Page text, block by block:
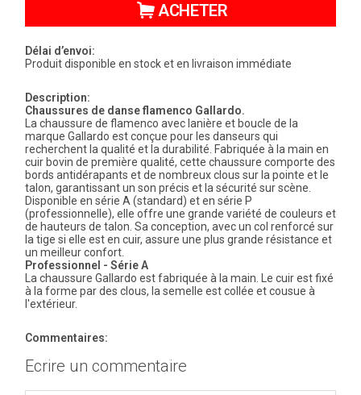
ACHETER
Délai d’envoi:
Produit disponible en stock et en livraison immédiate
Description:
Chaussures de danse flamenco Gallardo.
La chaussure de flamenco avec lanière et boucle de la
marque Gallardo est conçue pour les danseurs qui
recherchent la qualité et la durabilité. Fabriquée à la main en
cuir bovin de première qualité, cette chaussure comporte des
bords antidérapants et de nombreux clous sur la pointe et le
talon, garantissant un son précis et la sécurité sur scène.
Disponible en série A (standard) et en série P
(professionnelle), elle offre une grande variété de couleurs et
de hauteurs de talon. Sa conception, avec un col renforcé sur
la tige si elle est en cuir, assure une plus grande résistance et
un meilleur confort.
Professionnel - Série A
La chaussure Gallardo est fabriquée à la main. Le cuir est fixé
à la forme par des clous, la semelle est collée et cousue à
l'extérieur.
Commentaires:
Ecrire un commentaire